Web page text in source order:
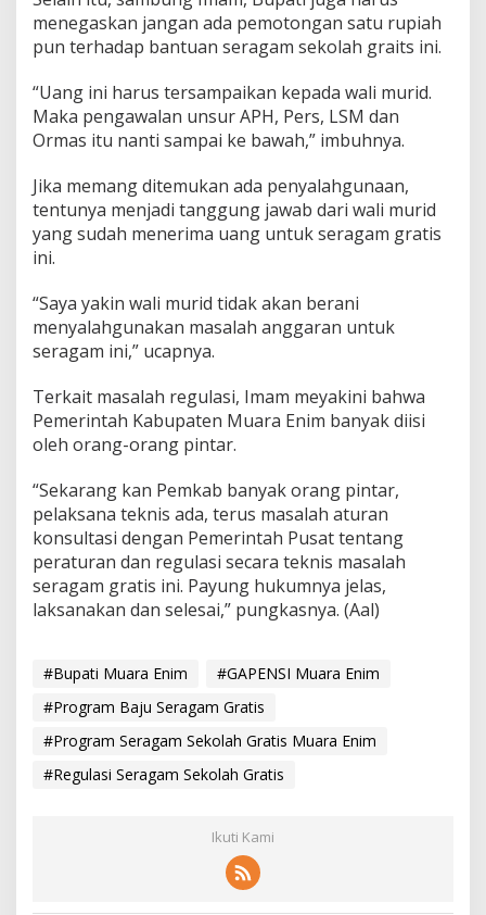
menegaskan jangan ada pemotongan satu rupiah
pun terhadap bantuan seragam sekolah graits ini.
“Uang ini harus tersampaikan kepada wali murid.
Maka pengawalan unsur APH, Pers, LSM dan
Ormas itu nanti sampai ke bawah,” imbuhnya.
Jika memang ditemukan ada penyalahgunaan,
tentunya menjadi tanggung jawab dari wali murid
yang sudah menerima uang untuk seragam gratis
ini.
“Saya yakin wali murid tidak akan berani
menyalahgunakan masalah anggaran untuk
seragam ini,” ucapnya.
Terkait masalah regulasi, Imam meyakini bahwa
Pemerintah Kabupaten Muara Enim banyak diisi
oleh orang-orang pintar.
“Sekarang kan Pemkab banyak orang pintar,
pelaksana teknis ada, terus masalah aturan
konsultasi dengan Pemerintah Pusat tentang
peraturan dan regulasi secara teknis masalah
seragam gratis ini. Payung hukumnya jelas,
laksanakan dan selesai,” pungkasnya. (Aal)
#Bupati Muara Enim
#GAPENSI Muara Enim
#Program Baju Seragam Gratis
#Program Seragam Sekolah Gratis Muara Enim
#Regulasi Seragam Sekolah Gratis
Ikuti Kami